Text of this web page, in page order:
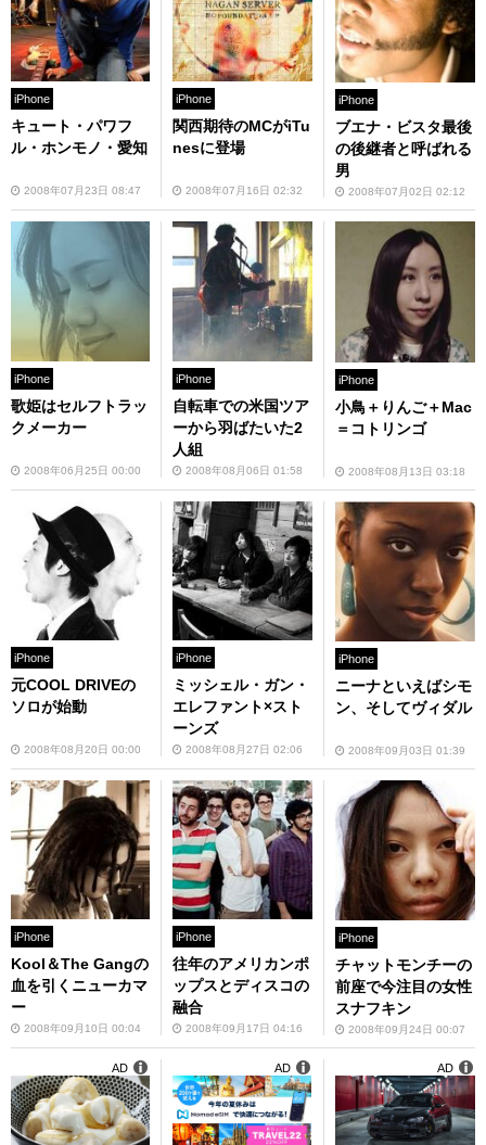
iPhone
キュート・パワフ
ル・ホンモノ・愛知
2008年07月23日 08:47
iPhone
関西期待のMCがiTu
nesに登場
2008年07月16日 02:32
iPhone
ブエナ・ビスタ最後
の後継者と呼ばれる
男
2008年07月02日 02:12
iPhone
歌姫はセルフトラッ
クメーカー
2008年06月25日 00:00
iPhone
自転車での米国ツア
ーから羽ばたいた2
人組
2008年08月06日 01:58
iPhone
小鳥＋りんご＋Mac
＝コトリンゴ
2008年08月13日 03:18
iPhone
元COOL DRIVEの
ソロが始動
2008年08月20日 00:00
iPhone
ミッシェル・ガン・
エレファント×スト
ーンズ
2008年08月27日 02:06
iPhone
ニーナといえばシモ
ン、そしてヴィダル
2008年09月03日 01:39
iPhone
Kool＆The Gangの
血を引くニューカマ
ー
2008年09月10日 00:04
iPhone
往年のアメリカンポ
ップスとディスコの
融合
2008年09月17日 04:16
iPhone
チャットモンチーの
前座で今注目の女性
スナフキン
2008年09月24日 00:07
AD AD AD